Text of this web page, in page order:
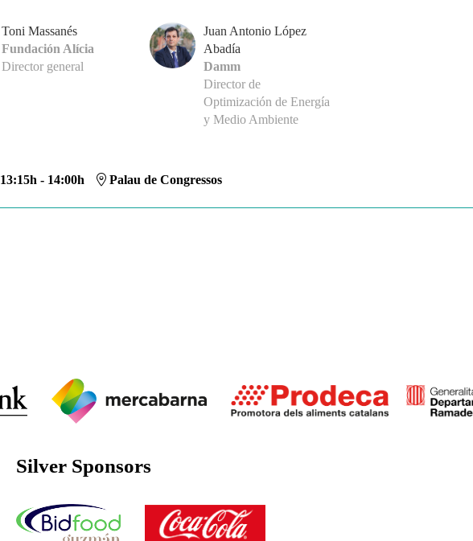
Toni Massanés
Fundación Alícia
Director general
Juan Antonio López
Abadía
Damm
Director de
Optimización de Energía
y Medio Ambiente
13:15h - 14:00h Palau de Congressos
Silver Sponsors